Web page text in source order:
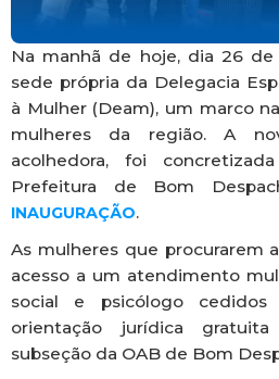
Na manhã de hoje, dia 26
sede própria da Delegacia
à Mulher (Deam), um marco
mulheres da região. A
acolhedora, foi
Prefeitura de Bom
INAUGURAÇÃO.
As mulheres que procurarem
acesso a um atendimento
social e psicólogo
orientação jurídica
subseção da OAB de Bom